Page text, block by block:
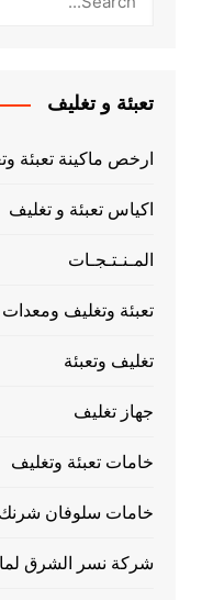
تعبئة و تغليف
ارخص ماكينة تعبئة
اكياس تعبئة و تغليف
المـنـتـجـات
تعبئة وتغليف
تغليف وتعبئة
جهاز تغليف
خامات تعبئة وتغليف
خامات سلوفان شرنك
شركة نسر الشرق